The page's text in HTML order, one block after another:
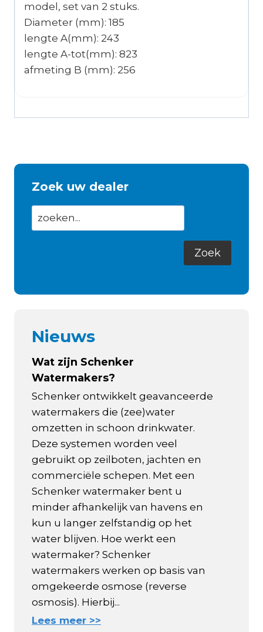
model, set van 2 stuks.
Diameter (mm): 185
lengte A(mm): 243
lengte A-tot(mm): 823
afmeting B (mm): 256
Zoek uw dealer
Nieuws
Wat zijn Schenker
Watermakers?
Schenker ontwikkelt geavanceerde
watermakers die (zee)water
omzetten in schoon drinkwater.
Deze systemen worden veel
gebruikt op zeilboten, jachten en
commerciële schepen. Met een
Schenker watermaker bent u
minder afhankelijk van havens en
kun u langer zelfstandig op het
water blijven. Hoe werkt een
watermaker? Schenker
watermakers werken op basis van
omgekeerde osmose (reverse
osmosis). Hierbij...
Lees meer >>